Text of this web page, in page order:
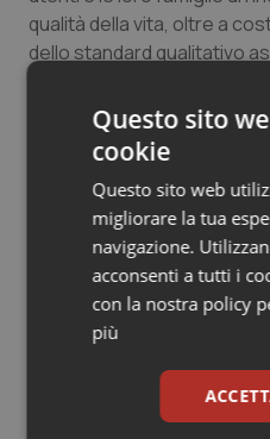
Salute orale &
Tiroide
Tumore al seno
Tumore ovarico
Tumori del Polmone
Tumori
qualità della vita, oltre a
dello standard qualitativo
22 Agosto 2016
© Riproduzione riservata
Emilia-
Questo sito
cookie
Questo sito web
migliorare la tua
navigazione.
acconsenti a tutti i
con la nostra policy
più